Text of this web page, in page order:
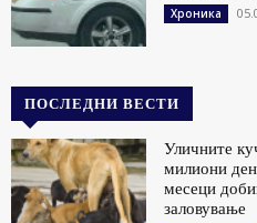
Хроника
ПОСЛЕДНИ ВЕСТИ
Уличните
милиони
месеци
заловување